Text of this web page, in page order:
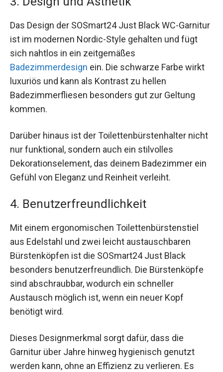
Das Design der SOSmart24 Just Black WC-Garnitur
ist im modernen Nordic-Style gehalten und fügt
sich nahtlos in ein zeitgemäßes
Badezimmerdesign ein. Die schwarze Farbe wirkt
luxuriös und kann als Kontrast zu hellen
Badezimmerfliesen besonders gut zur Geltung
kommen.
Darüber hinaus ist der Toilettenbürstenhalter nicht
nur funktional, sondern auch ein stilvolles
Dekorationselement, das deinem Badezimmer ein
Gefühl von Eleganz und Reinheit verleiht.
4. Benutzerfreundlichkeit
Mit einem ergonomischen Toilettenbürstenstiel
aus Edelstahl und zwei leicht austauschbaren
Bürstenköpfen ist die SOSmart24 Just Black
besonders benutzerfreundlich. Die Bürstenköpfe
sind abschraubbar, wodurch ein schneller
Austausch möglich ist, wenn ein neuer Kopf
benötigt wird.
Dieses Designmerkmal sorgt dafür, dass die
Garnitur über Jahre hinweg hygienisch genutzt
werden kann, ohne an Effizienz zu verlieren. Es